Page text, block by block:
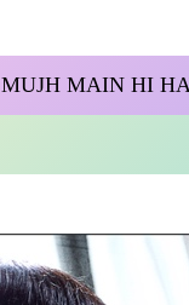
MUJH MAIN HI